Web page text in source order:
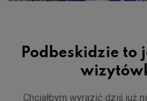
Podbeskidzie to
Chciałbym wyrazić dziś już